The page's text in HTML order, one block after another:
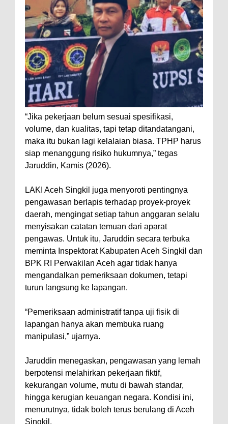
“Jika pekerjaan belum sesuai spesifikasi,
volume, dan kualitas, tapi tetap ditandatangani,
maka itu bukan lagi kelalaian biasa. TPHP harus
siap menanggung risiko hukumnya,” tegas
Jaruddin, Kamis (2026).
LAKI Aceh Singkil juga menyoroti pentingnya
pengawasan berlapis terhadap proyek-proyek
daerah, mengingat setiap tahun anggaran selalu
menyisakan catatan temuan dari aparat
pengawas. Untuk itu, Jaruddin secara terbuka
meminta Inspektorat Kabupaten Aceh Singkil dan
BPK RI Perwakilan Aceh agar tidak hanya
mengandalkan pemeriksaan dokumen, tetapi
turun langsung ke lapangan.
“Pemeriksaan administratif tanpa uji fisik di
lapangan hanya akan membuka ruang
manipulasi,” ujarnya.
Jaruddin menegaskan, pengawasan yang lemah
berpotensi melahirkan pekerjaan fiktif,
kekurangan volume, mutu di bawah standar,
hingga kerugian keuangan negara. Kondisi ini,
menurutnya, tidak boleh terus berulang di Aceh
Singkil.